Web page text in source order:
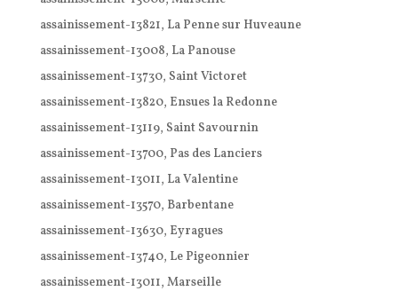
assainissement-13821, La Penne sur Huveaune
assainissement-13008, La Panouse
assainissement-13730, Saint Victoret
assainissement-13820, Ensues la Redonne
assainissement-13119, Saint Savournin
assainissement-13700, Pas des Lanciers
assainissement-13011, La Valentine
assainissement-13570, Barbentane
assainissement-13630, Eyragues
assainissement-13740, Le Pigeonnier
assainissement-13011, Marseille